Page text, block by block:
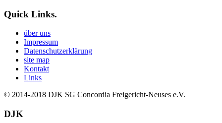
Quick Links.
über uns
Impressum
Datenschutzerklärung
site map
Kontakt
Links
© 2014-2018 DJK SG Concordia Freigericht-Neuses e.V.
DJK